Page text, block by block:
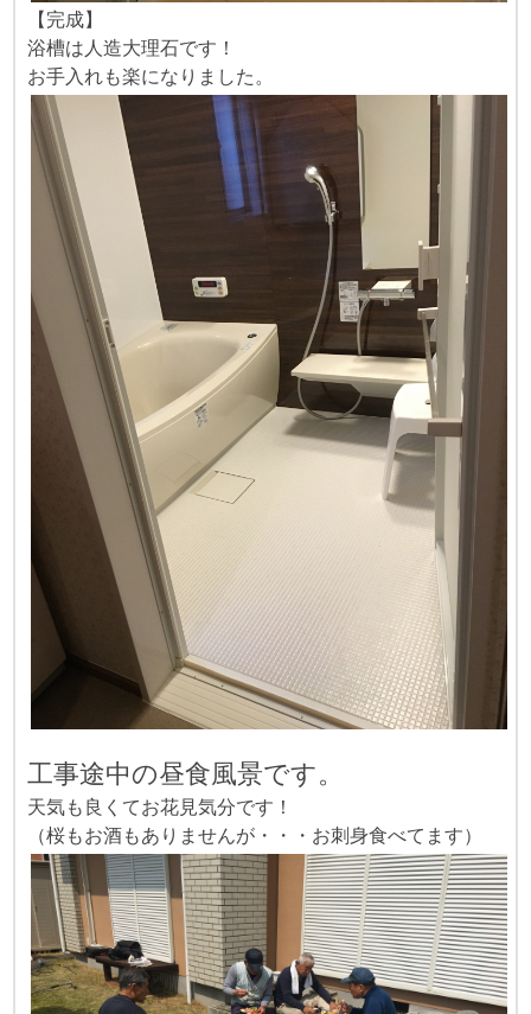
【完成】
浴槽は人造大理石です！
お手入れも楽になりました。
工事途中の昼食風景です。
天気も良くてお花見気分です！
（桜もお酒もありませんが・・・お刺身食べてます）